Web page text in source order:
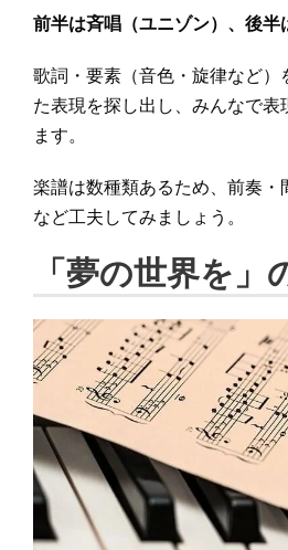
前半は斉唱（ユニゾン）、後半
歌詞・要素（音色・旋律など）
た表現を探し出し、みんなで表
ます。
楽譜は数種類あるため、前奏・
など工夫してみましょう。
「夢の世界を」